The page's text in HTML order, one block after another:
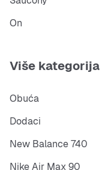
On
Više kategorija
Obuća
Dodaci
New Balance 740
Nike Air Max 90